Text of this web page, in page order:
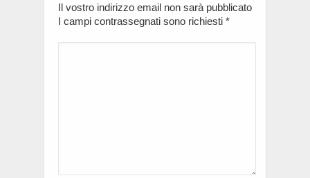
Il vostro indirizzo email non sarà pubblicato
I campi contrassegnati sono richiesti *